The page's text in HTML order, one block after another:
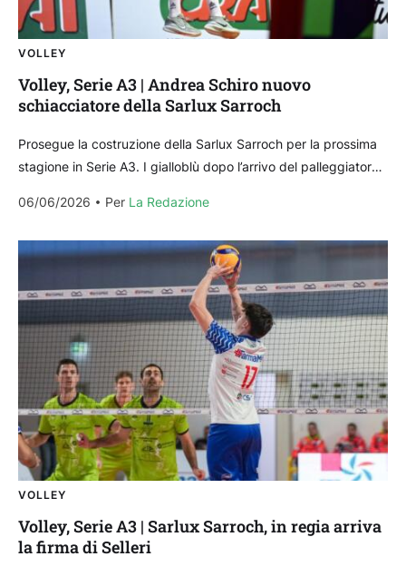
VOLLEY
Volley, Serie A3 | Andrea Schiro nuovo
schiacciatore della Sarlux Sarroch
Prosegue la costruzione della Sarlux Sarroch per la prossima
stagione in Serie A3. I gialloblù dopo l’arrivo del palleggiatore
06/06/2026
Per La Redazione
VOLLEY
Volley, Serie A3 | Sarlux Sarroch, in regia arriva
la firma di Selleri